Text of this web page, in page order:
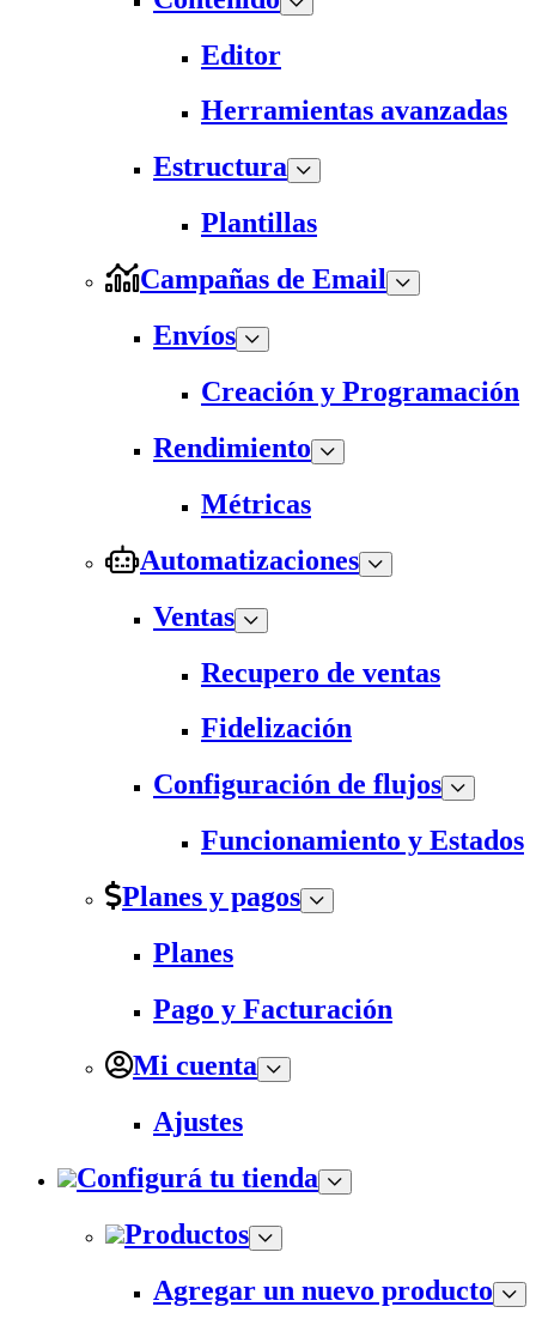
Editor
Herramientas avanzadas
Estructura
Plantillas
Campañas de Email
Envíos
Creación y Programación
Rendimiento
Métricas
Automatizaciones
Ventas
Recupero de ventas
Fidelización
Configuración de flujos
Funcionamiento y Estados
Planes y pagos
Planes
Pago y Facturación
Mi cuenta
Ajustes
Configurá tu tienda
Productos
Agregar un nuevo producto